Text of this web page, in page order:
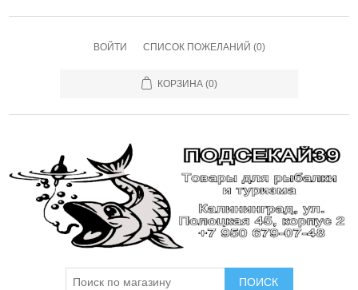
ВОЙТИ СПИСОК ПОЖЕЛАНИЙ (0)
КОРЗИНА (0)
ПОИСК